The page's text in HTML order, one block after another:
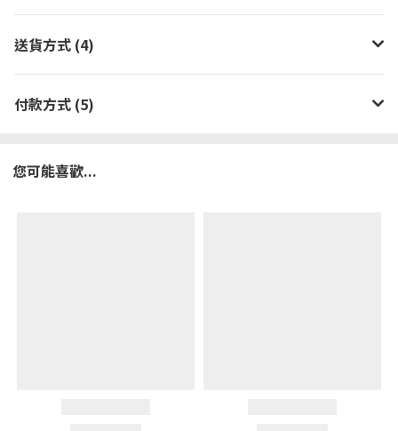
送貨方式 (4)
付款方式 (5)
您可能喜歡...